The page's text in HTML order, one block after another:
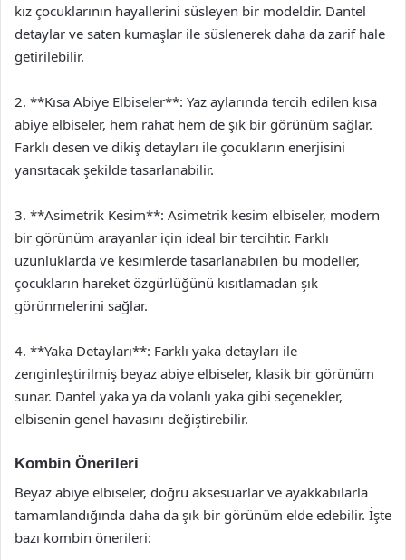
kız çocuklarının hayallerini süsleyen bir modeldir. Dantel
detaylar ve saten kumaşlar ile süslenerek daha da zarif hale
getirilebilir.
2. **Kısa Abiye Elbiseler**: Yaz aylarında tercih edilen kısa
abiye elbiseler, hem rahat hem de şık bir görünüm sağlar.
Farklı desen ve dikiş detayları ile çocukların enerjisini
yansıtacak şekilde tasarlanabilir.
3. **Asimetrik Kesim**: Asimetrik kesim elbiseler, modern
bir görünüm arayanlar için ideal bir tercihtir. Farklı
uzunluklarda ve kesimlerde tasarlanabilen bu modeller,
çocukların hareket özgürlüğünü kısıtlamadan şık
görünmelerini sağlar.
4. **Yaka Detayları**: Farklı yaka detayları ile
zenginleştirilmiş beyaz abiye elbiseler, klasik bir görünüm
sunar. Dantel yaka ya da volanlı yaka gibi seçenekler,
elbisenin genel havasını değiştirebilir.
Kombin Önerileri
Beyaz abiye elbiseler, doğru aksesuarlar ve ayakkabılarla
tamamlandığında daha da şık bir görünüm elde edebilir. İşte
bazı kombin önerileri: